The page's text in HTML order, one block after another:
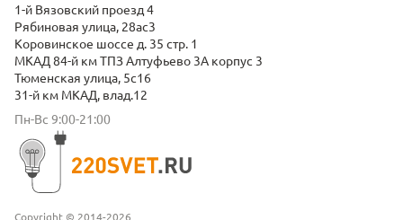
Copyright © 2014-2026
1-й Вязовский проезд 4
Рябиновая улица, 28ас3
Коровинское шоссе д. 35 стр. 1
МКАД 84-й км ТПЗ Алтуфьево 3А корпус 3
Тюменская улица, 5с16
31-й км МКАД, влад.12
Пн-Вс 9:00-21:00